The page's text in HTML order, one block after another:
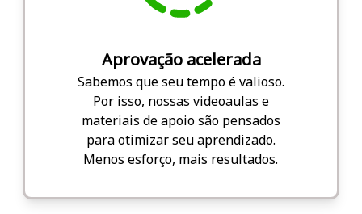
Aprovação acelerada
Sabemos que seu tempo é valioso.
Por isso, nossas videoaulas e
materiais de apoio são pensados
para otimizar seu aprendizado.
Menos esforço, mais resultados.